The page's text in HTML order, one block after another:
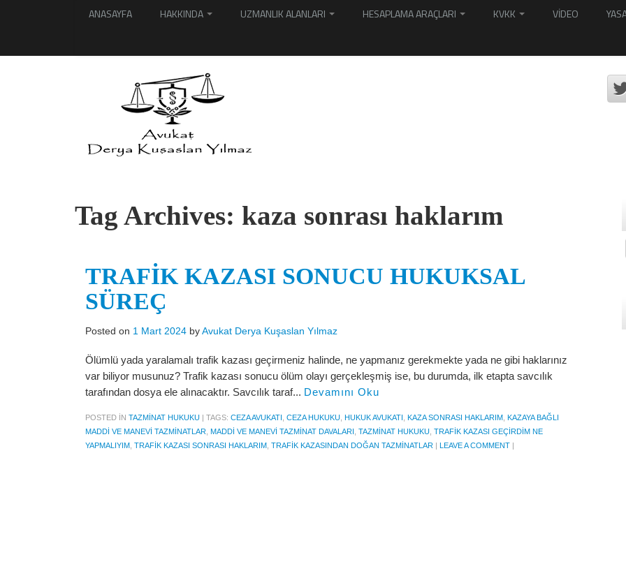
ANASAYFA HAKKINDA UZMANLIK ALANLARI HESAPLAMA ARAÇLARI KVKK VİDEO
Tag Archives: kaza sonrası haklarım
TRAFİK KAZASI SONUCU HUKUKSAL
SÜREÇ
Posted on 1 Mart 2024 byAvukat Derya Kuşaslan Yılmaz
Ölümlü yada yaralamalı trafik kazası geçirmeniz halinde, ne yapmanız gerekmekte yada ne gibi haklarınız
var biliyor musunuz? Trafik kazası sonucu ölüm olayı gerçekleşmiş ise, bu durumda, ilk etapta savcılık
tarafından dosya ele alınacaktır. Savcılık taraf... Devamını Oku
POSTED IN TAZMINAT HUKUKU | TAGS: CEZA AVUKATI CEZA HUKUKU HUKUK AVUKATI KAZA SONRASI HAKLARIM KAZAYA BAĞLI
MADDI VE MANEVI TAZMINATLAR MADDI VE MANEVI TAZMINAT DAVALARI TAZMINAT HUKUKU TRAFIK KAZASI GEÇIRDIM NE
YAPMALIYIM TRAFIK KAZASI SONRASI HAKLARIM TRAFIK KAZASINDAN DOĞAN TAZMINATLAR | LEAVE A COMMENT |